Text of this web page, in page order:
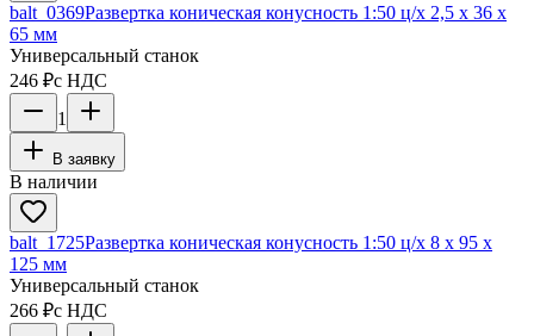
balt_0369Развертка коническая конусность 1:50 ц/х 2,5 х 36 х
65 мм
Универсальный станок
246 ₽с НДС
1
В заявку
В наличии
balt_1725Развертка коническая конусность 1:50 ц/х 8 х 95 х
125 мм
Универсальный станок
266 ₽с НДС